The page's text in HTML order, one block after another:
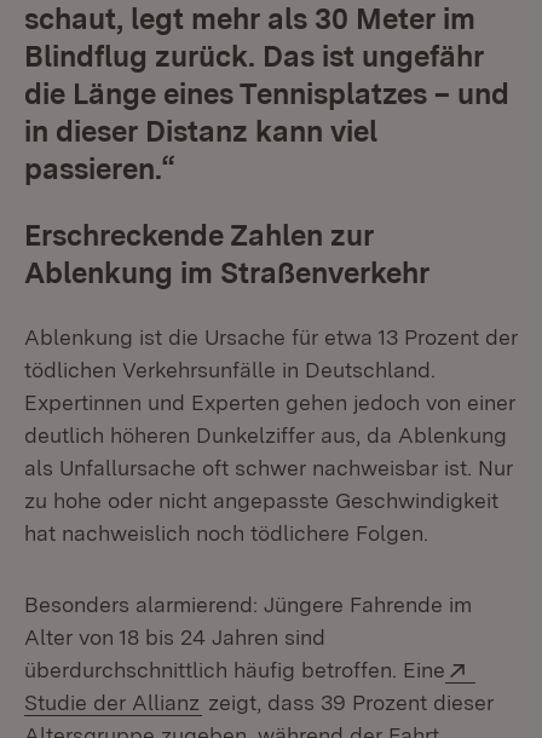
schaut, legt mehr als 30 Meter im
Blindflug zurück. Das ist ungefähr
die Länge eines Tennisplatzes – und
in dieser Distanz kann viel
passieren.“
Erschreckende Zahlen zur
Ablenkung im Straßenverkehr
Ablenkung ist die Ursache für etwa 13 Prozent der
tödlichen Verkehrsunfälle in Deutschland.
Expertinnen und Experten gehen jedoch von einer
deutlich höheren Dunkelziffer aus, da Ablenkung
als Unfallursache oft schwer nachweisbar ist. Nur
zu hohe oder nicht angepasste Geschwindigkeit
hat nachweislich noch tödlichere Folgen.
Besonders alarmierend: Jüngere Fahrende im
Alter von 18 bis 24 Jahren sind
überdurchschnittlich häufig betroffen. Eine
Studie der Allianz (Öffnet in neuem Fenster)
zeigt, dass 39 Prozent dieser